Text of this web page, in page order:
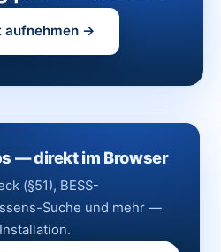
aufnehmen →
— direkt im Browser
(§51), BESS-
Suche und mehr —